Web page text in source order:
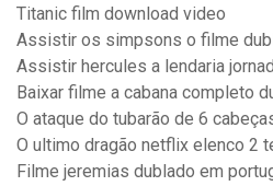
Titanic film download video
Assistir os simpsons o filme
Assistir hercules a lendaria
Baixar filme a cabana completo
O ataque do tubarão de 6
O ultimo dragão netflix elenco 2
Filme jeremias dublado em